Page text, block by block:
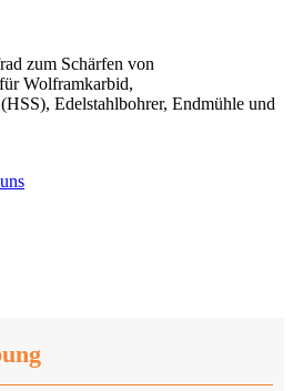
zum Schärfen von
Wolframkarbid,
Edelstahlbohrer, Endmühle und